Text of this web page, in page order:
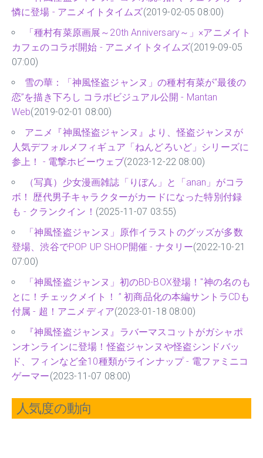
憐に登場 - アニメイトタイムズ(2019-02-05 08:00)
「種村有菜原画展～20th Anniversary～」×アニメイト
カフェのコラボ開始 - アニメイトタイムズ(2019-09-05
07:00)
雪の華：「神風怪盗ジャンヌ」の種村有菜が“最後の
恋”を描き下ろし コラボビジュアル公開 - Mantan
Web(2019-02-01 08:00)
アニメ『神風怪盗ジャンヌ』より、怪盗ジャンヌが
人気デフォルメフィギュア「ねんどろいど」シリーズに
参上！ - 電撃ホビーウェブ(2023-12-22 08:00)
（写真）少女漫画雑誌「りぼん」と「anan」がコラ
ボ！ 歴代男子キャラクターがカードになった特別付録
も - クランクイン！ (2025-11-07 03:55)
「神風怪盗ジャンヌ」原作イラストのグッズが多数
登場、渋谷でPOP UP SHOP開催 - ナタリー(2022-10-21
07:00)
「神風怪盗ジャンヌ」初のBD-BOX登場！"神の名のも
とに！チェックメイト！ ” 初商品化の本編サントラCDも
付属 - 超！アニメディア(2023-01-18 08:00)
『神風怪盗ジャンヌ』ラバーマスコットがガシャポ
ンオンラインに登場！怪盗ジャンヌや怪盗シンドバッ
ド、フィンなど全10種類がラインナップ - 電ファミニコ
ゲーマー(2023-11-07 08:00)
人気度の動向